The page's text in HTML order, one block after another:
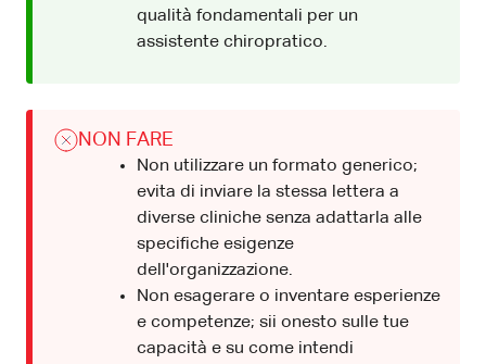
qualità fondamentali per un
assistente chiropratico.
NON FARE
Non utilizzare un formato generico;
evita di inviare la stessa lettera a
diverse cliniche senza adattarla alle
specifiche esigenze
dell'organizzazione.
Non esagerare o inventare esperienze
e competenze; sii onesto sulle tue
capacità e su come intendi